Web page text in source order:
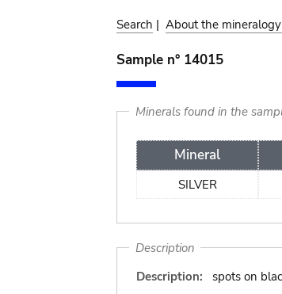
Search | About the
Sample n° 14015
Minerals found in the
Mineral
SILVER
Description
Description:
spots on